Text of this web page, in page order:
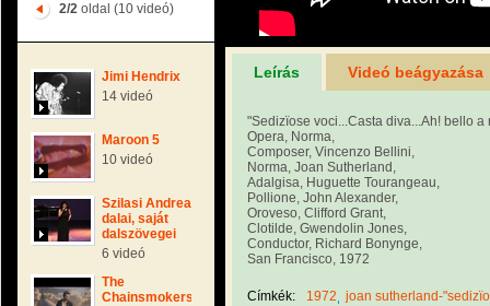
2/2oldal (10 videó)
Jimi Hendrix
14 videó
Maroon 5
10 videó
Szilasi Andrea
dalai, saját
dalszövegei
6 videó
The
Chainsmokers
Leírás Videó beágyazása
"Sedizïose voci...Casta diva...Ah! bello a
Opera, Norma,
Composer, Vincenzo Bellini,
Norma, Joan Sutherland,
Adalgisa, Huguette Tourangeau,
Pollione, John Alexander,
Oroveso, Clifford Grant,
Clotilde, Gwendolin Jones,
Conductor, Richard Bonynge,
San Francisco, 1972
Címkék: 1972
joan sutherland-